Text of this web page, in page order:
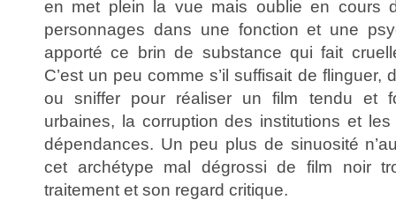
en met plein la vue mais oublie en cours
personnages dans une fonction et une
apporté ce brin de substance qui fait
C’est un peu comme s’il suffisait de flinguer,
ou sniffer pour réaliser un film tendu et
urbaines, la corruption des institutions et
dépendances. Un peu plus de sinuosité
cet archétype mal dégrossi de film noir
traitement et son regard critique.